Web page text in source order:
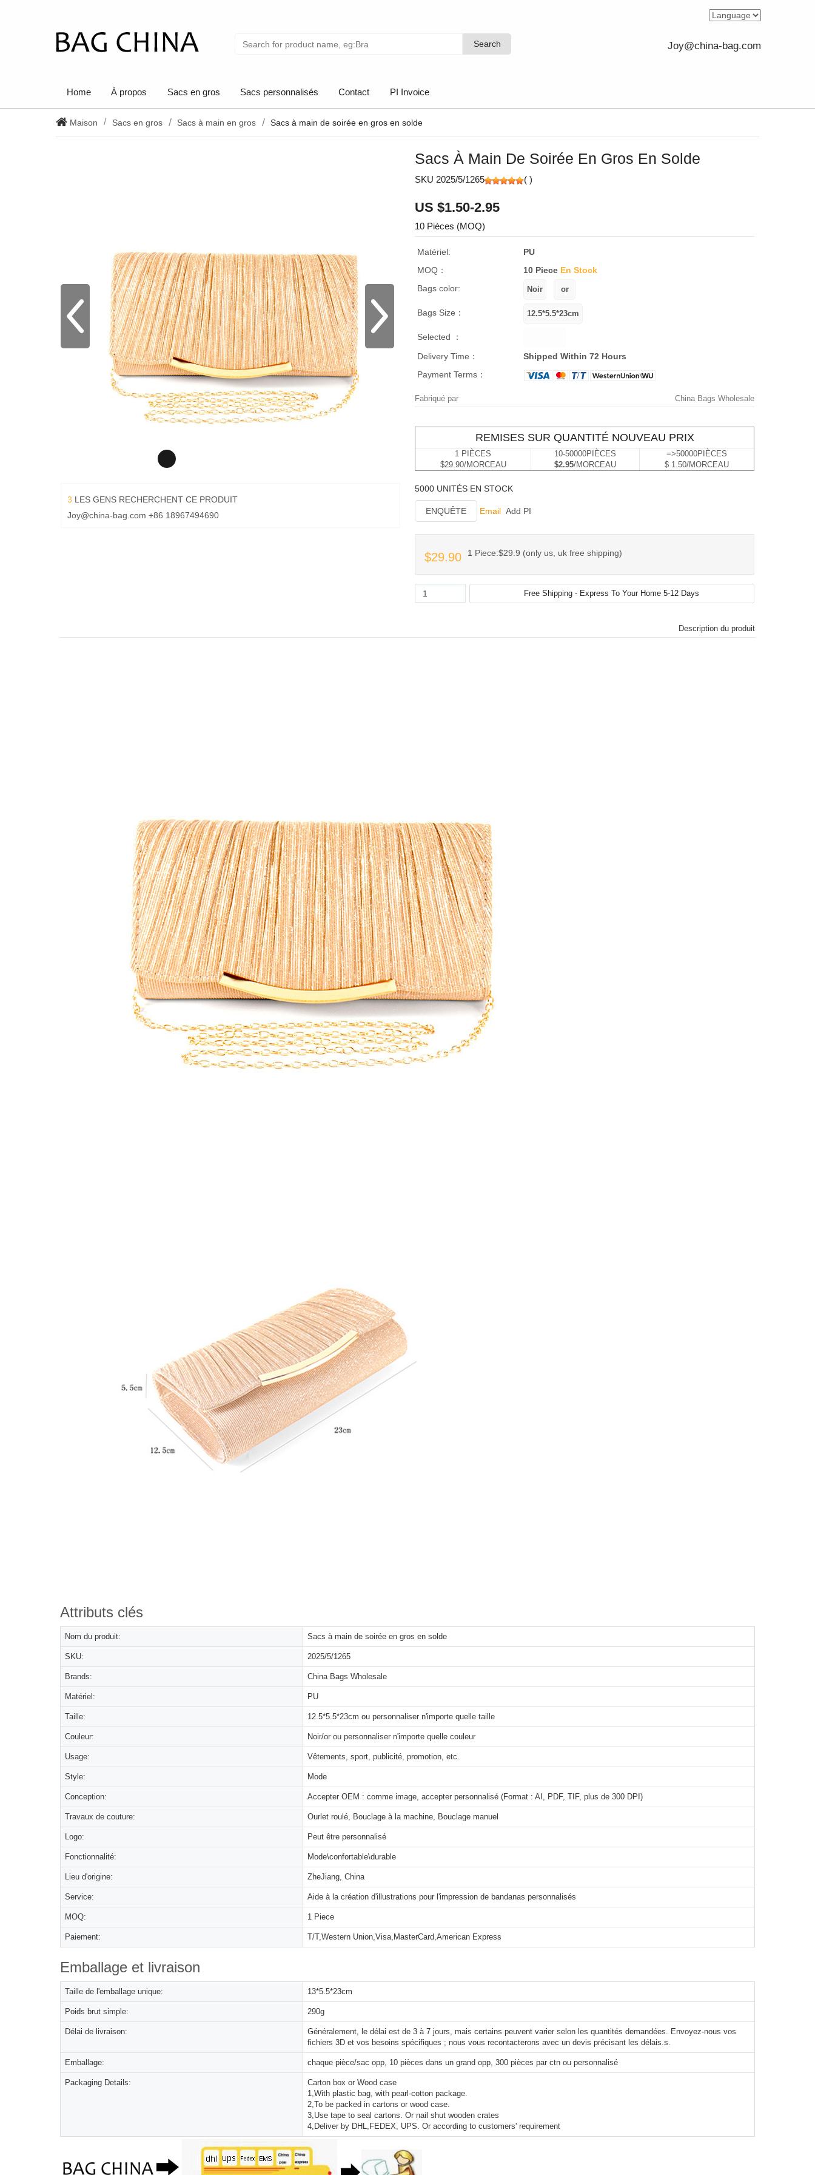
Search
Search Joy@china-bag.com
Home À propos Sacs en gros Sacs personnalisés Contact PI Invoice
Maison Sacs en gros Sacs à main en gros Sacs à main de soirée en gros en solde
3 LES GENS RECHERCHENT CE PRODUIT
Joy@china-bag.com +86 18967494690
Sacs À Main De Soirée En Gros En Solde
SKU 2025/5/1265 ( )
US $1.50-2.95
10 Pièces (MOQ)
Matériel:
PU
MOQ：
10 Piece En Stock
Bags color:
Bags Size：
Selected ：
Delivery Time：
Shipped Within 72 Hours
Payment Terms：
Fabriqué par China Bags Wholesale
REMISES SUR QUANTITÉ NOUVEAU PRIX
1 PIÈCES
$29.90/MORCEAU
10-50000PIÈCES
$2.95/MORCEAU
=>50000PIÈCES
$ 1.50/MORCEAU
5000 UNITÉS EN STOCK
ENQUÊTE Email Add PI
$29.90 1 Piece:$29.9 (only us, uk free shipping)
Description du produit
Attributs clés
Nom du produit: Sacs à main de soirée en gros en solde
SKU: 2025/5/1265
Brands: China Bags Wholesale
Matériel: PU
Taille: 12.5*5.5*23cm ou personnaliser n'importe quelle taille
Couleur: Noir/or ou personnaliser n'importe quelle couleur
Usage: Vêtements, sport, publicité, promotion, etc.
Style: Mode
Conception: Accepter OEM : comme image, accepter personnalisé (Format : AI, PDF, TIF, plus de 300 DPI)
Travaux de couture: Ourlet roulé, Bouclage à la machine, Bouclage manuel
Logo: Peut être personnalisé
Fonctionnalité: Mode\confortable\durable
Lieu d'origine: ZheJiang, China
Service: Aide à la création d'illustrations pour l'impression de bandanas personnalisés
MOQ: 1 Piece
Paiement: T/T,Western Union,Visa,MasterCard,American Express
Emballage et livraison
Taille de l'emballage unique: 13*5.5*23cm
Poids brut simple: 290g
Délai de livraison:
Généralement, le délai est de 3 à 7 jours, mais certains peuvent varier selon les quantités demandées. Envoyez-nous vos
fichiers 3D et vos besoins spécifiques ; nous vous recontacterons avec un devis précisant les délais.s.
Emballage: chaque pièce/sac opp, 10 pièces dans un grand opp, 300 pièces par ctn ou personnalisé
Packaging Details:
Carton box or Wood case
1,With plastic bag, with pearl-cotton package.
2,To be packed in cartons or wood case.
3,Use tape to seal cartons. Or nail shut wooden crates
4,Deliver by DHL,FEDEX, UPS. Or according to customers' requirement